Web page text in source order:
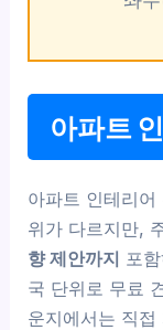
아파트
아파트 인테리
위가 다르지만,
향 제안까지 포
국 단위로 무료
운지에서는 직